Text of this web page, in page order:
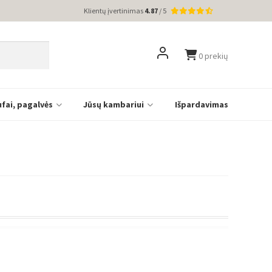
Klientų įvertinimas 4.87 / 5
0 prekių
pagalvės Jūsų kambariui Išpardavimas